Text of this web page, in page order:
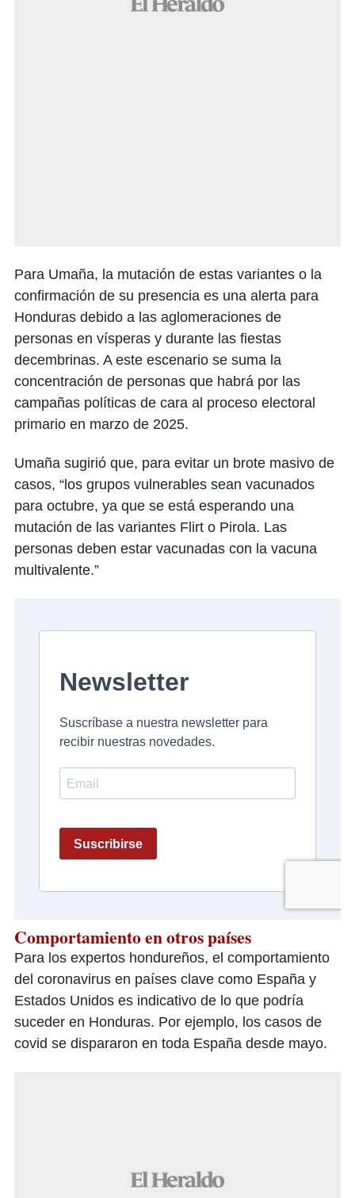
Para Umaña, la mutación de estas variantes o la
confirmación de su presencia es una alerta para
Honduras debido a las aglomeraciones de
personas en vísperas y durante las fiestas
decembrinas. A este escenario se suma la
concentración de personas que habrá por las
campañas políticas de cara al proceso electoral
primario en marzo de 2025.
Umaña sugirió que, para evitar un brote masivo de
casos, “los grupos vulnerables sean vacunados
para octubre, ya que se está esperando una
mutación de las variantes Flirt o Pirola. Las
personas deben estar vacunadas con la vacuna
multivalente.”
Comportamiento en otros países
Para los expertos hondureños, el comportamiento
del coronavirus en países clave como España y
Estados Unidos es indicativo de lo que podría
suceder en Honduras. Por ejemplo, los casos de
covid se dispararon en toda España desde mayo.